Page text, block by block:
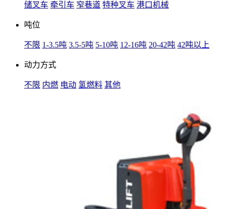
储叉车 牵引车 窄巷道 特种叉车 港口机械
吨位
不限 1-3.5吨 3.5-5吨 5-10吨 12-16吨 20-42吨 42吨以上
动力方式
不限 内燃 电动 氢燃料 其他